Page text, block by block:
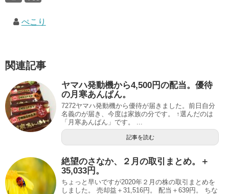
ぺこり
関連記事
ヤマハ発動機から4,500円の配当。優待
の月寒あんぱん。
7272ヤマハ発動機から優待が届きました。前日自分
名義のが届き、今度は家族の分です。 ↑選んだのは
「月寒あんぱん」です。 ...
記事を読む
絶望のさなか、２月の取引まとめ。＋
35,033円。
ちょっと早いですが2020年２月の株の取引まとめを
しました。 売却益＋31,516円。 配当＋639円。 ちな